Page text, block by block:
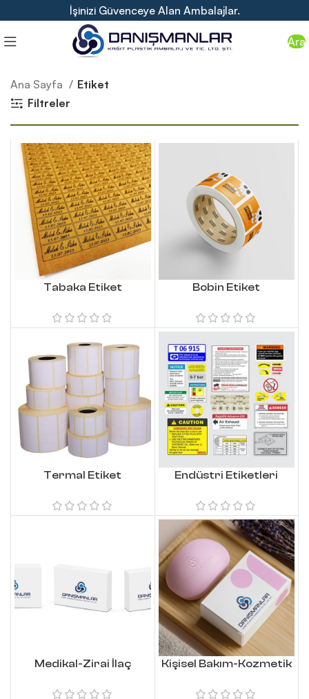
İşinizi Güvenceye Alan Ambalajlar.
Ara
Ana Sayfa
Etiket
Filtreler
Tabaka Etiket Bobin Etiket
Termal Etiket Endüstri Etiketleri
Medikal-Zirai İlaç Kişisel Bakım-Kozmetik